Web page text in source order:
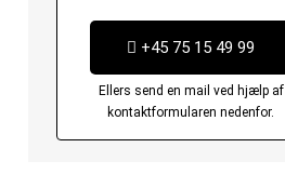
+45 75 15 49 99
Ellers send en mail ved hjælp af
kontaktformularen nedenfor.